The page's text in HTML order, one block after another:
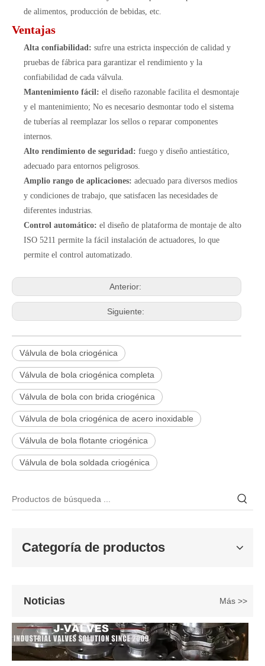
de alimentos, producción de bebidas, etc.
Ventajas
Alta confiabilidad: sufre una estricta inspección de calidad y
pruebas de fábrica para garantizar el rendimiento y la
confiabilidad de cada válvula.
Mantenimiento fácil: el diseño razonable facilita el desmontaje
y el mantenimiento; No es necesario desmontar todo el sistema
de tuberías al reemplazar los sellos o reparar componentes
internos.
Alto rendimiento de seguridad: fuego y diseño antiestático,
adecuado para entornos peligrosos.
Amplio rango de aplicaciones: adecuado para diversos medios
y condiciones de trabajo, que satisfacen las necesidades de
diferentes industrias.
Control automático: el diseño de plataforma de montaje de alto
ISO 5211 permite la fácil instalación de actuadores, lo que
permite el control automatizado.
Anterior:
Siguiente:
Válvula de bola criogénica
Válvula de bola criogénica completa
Válvula de bola con brida criogénica
Válvula de bola criogénica de acero inoxidable
Válvula de bola flotante criogénica
Válvula de bola soldada criogénica
Categoría de productos
Noticias Más >>
2026-06-25
Válvula de compuerta de bronce, níquel y aluminio C95800: diseño técnico, rendimiento y aplicaciones industriales